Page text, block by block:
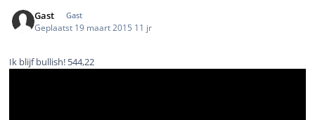
Gast Gast
Geplaatst 19 maart 2015 11 jr
Ik blijf bullish! 544,22